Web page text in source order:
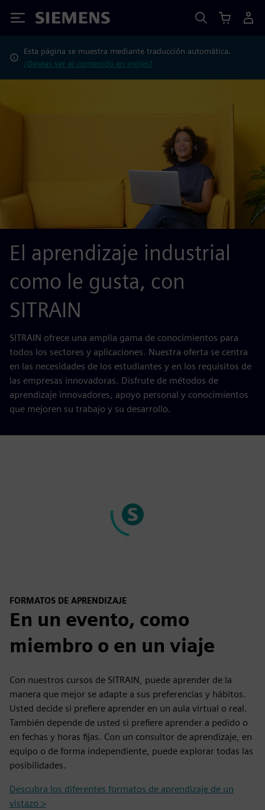
Siemens
Esta página se muestra mediante traducción automática.
¿Deseas ver el contenido en inglés?
El aprendizaje industrial
como le gusta, con
SITRAIN
SITRAIN ofrece una amplia gama de conocimientos para
todos los sectores y aplicaciones. Nuestra oferta se centra
en las necesidades de los estudiantes y en los requisitos de
las empresas innovadoras. Disfrute de métodos de
aprendizaje innovadores, apoyo personal y conocimientos
que mejoren su trabajo y su desarrollo.
FORMATOS DE APRENDIZAJE
En un evento, como
miembro o en un viaje
Con nuestros cursos de SITRAIN, puede aprender de la
manera que mejor se adapte a sus preferencias y hábitos.
Usted decide si prefiere aprender en un aula virtual o real.
También depende de usted si prefiere aprender a pedido o
en fechas y horas fijas. Con un consultor de aprendizaje, en
equipo o de forma independiente, puede explorar todas las
posibilidades.
Descubra los diferentes formatos de aprendizaje de un
vistazo >